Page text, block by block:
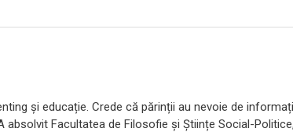
și educație. Crede că părinții au nevoie de
Facultatea de Filosofie și Științe Social-